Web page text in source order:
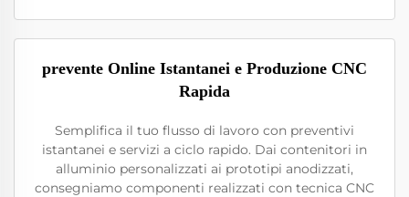
prevente Online Istantanei e Produzione CNC
Rapida
Semplifica il tuo flusso di lavoro con preventivi
istantanei e servizi a ciclo rapido. Dai contenitori in
alluminio personalizzati ai prototipi anodizzati,
consegniamo componenti realizzati con tecnica CNC